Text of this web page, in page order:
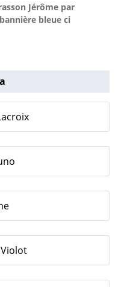
Jérôme par
bleue ci